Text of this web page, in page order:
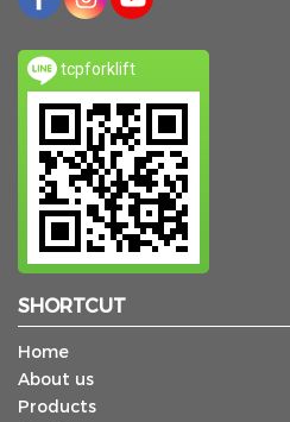
tcpforklift
SHORTCUT
Home
About us
Products